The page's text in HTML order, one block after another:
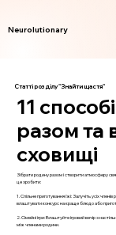
Neurolutionary
Статті розділу "Знайти щастя"
11
разом та
сховищі
Зібрати родину разом і створити атмосферу
це зробити:
1. Спільне приготування їжі: Залучіть усіх
влаштувати конкурс на краще блюдо або
2. Сімейні ігри: Влаштуйте ігровий вечір з
між членами родини.